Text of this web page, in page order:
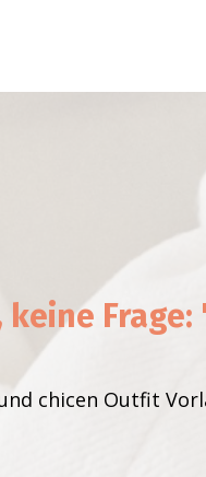
chicen Outfit